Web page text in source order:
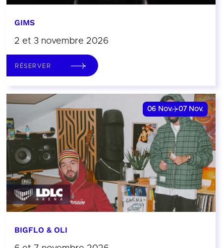
GIMS
2 et 3 novembre 2026
RÉSERVER
06 Nov. 07 Nov.
BIGFLO & OLI